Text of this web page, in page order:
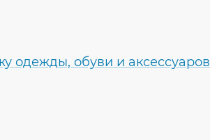
одежды, обуви и аксессуаров